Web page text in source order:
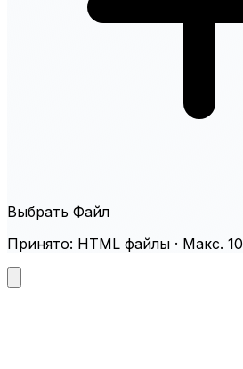
Выбрать Файл
Принято: HTML файлы · Макс.